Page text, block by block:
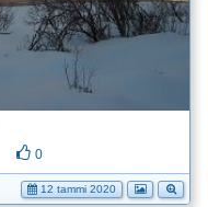
0
12 tammi 2020